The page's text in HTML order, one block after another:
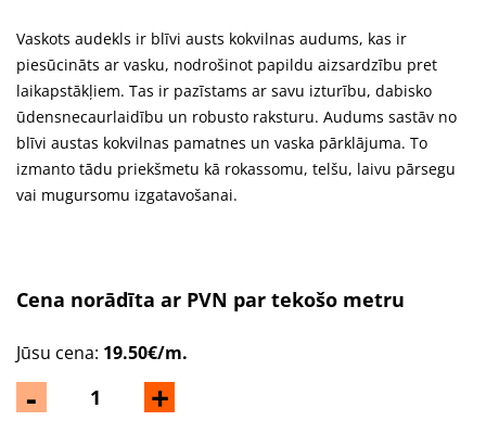
Vaskots audekls ir blīvi austs kokvilnas audums, kas ir
piesūcināts ar vasku, nodrošinot papildu aizsardzību pret
laikapstākļiem. Tas ir pazīstams ar savu izturību, dabisko
ūdensnecaurlaidību un robusto raksturu. Audums sastāv no
blīvi austas kokvilnas pamatnes un vaska pārklājuma. To
izmanto tādu priekšmetu kā rokassomu, telšu, laivu pārsegu
vai mugursomu izgatavošanai.
Cena norādīta ar PVN par tekošo metru
- +
Jūsu cena: 19.50€/m.